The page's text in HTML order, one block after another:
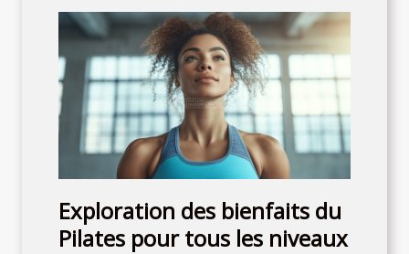
Exploration des bienfaits du
Pilates pour tous les niveaux